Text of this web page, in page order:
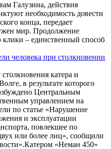
Галузина, действия
необходимость довести
конца, передает
мир. Продолжение
клики – единственный способ
человека при столкновении
катера и
в результате которого
Центральным
управлением на
по статье «Нарушение
и эксплуатации
повлекшее по
или более лиц», сообщили
«Неман 450»